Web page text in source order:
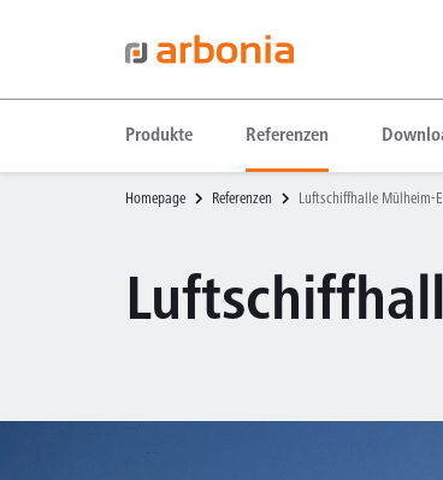
Produkte Referenzen
Homepage Referenzen Luftschiffhalle Mülheim-